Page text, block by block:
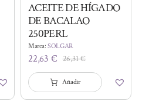
ACEITE DE HÍGADO
DE BACALAO
250PERL
Marca:SOLGAR
26,31€El
precio
original
22,63 €
El
precio
actual
Añadir